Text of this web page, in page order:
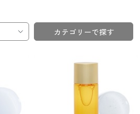
カテゴリーで探す